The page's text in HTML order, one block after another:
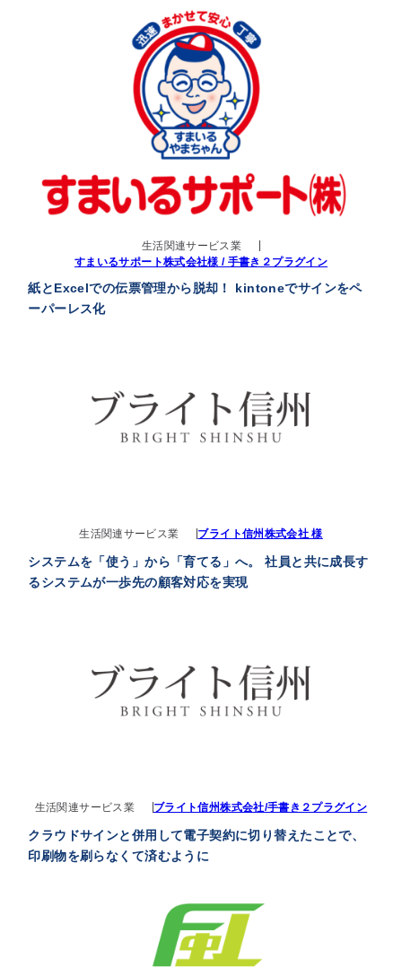
生活関連サービス業
すまいるサポート株式会社様 / 手書き２プラグイン
紙とExcelでの伝票管理から脱却！ kintoneでサインをペ
ーパーレス化
生活関連サービス業 ブライト信州株式会社 様
システムを「使う」から「育てる」へ。 社員と共に成長す
るシステムが一歩先の顧客対応を実現
生活関連サービス業 ブライト信州株式会社/手書き２プラグイン
クラウドサインと併用して電子契約に切り替えたことで、
印刷物を刷らなくて済むように